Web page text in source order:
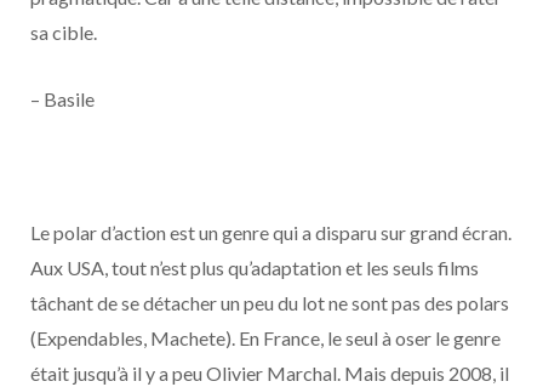
sa cible.
– Basile
Le polar d’action est un genre qui a disparu sur grand écran.
Aux USA, tout n’est plus qu’adaptation et les seuls films
tâchant de se détacher un peu du lot ne sont pas des polars
(Expendables, Machete). En France, le seul à oser le genre
était jusqu’à il y a peu Olivier Marchal. Mais depuis 2008, il